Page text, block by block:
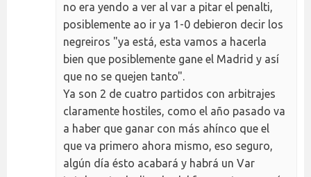
no era yendo a ver al var a pitar el penalti,
posiblemente ao ir ya 1-0 debieron decir los
negreiros "ya está, esta vamos a hacerla
bien que posiblemente gane el Madrid y así
que no se quejen tanto".
Ya son 2 de cuatro partidos con arbitrajes
claramente hostiles, como el año pasado va
a haber que ganar con más ahínco que el
que va primero ahora mismo, eso seguro,
algún día ésto acabará y habrá un Var